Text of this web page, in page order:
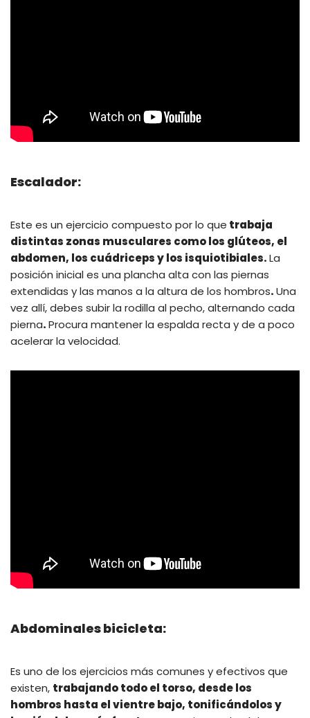
Escalador:
Este es un ejercicio compuesto por lo que trabaja
distintas zonas musculares como los glúteos, el
abdomen, los cuádriceps y los isquiotibiales.La
posición inicial es una plancha alta con las piernas
extendidas y las manos a la altura de los hombros.Una
vez allí, debes subir la rodilla al pecho, alternando cada
pierna.Procura mantener la espalda recta y de a poco
acelerar la velocidad.
Abdominales bicicleta:
Es uno de los ejercicios más comunes y efectivos que
existen, trabajando todo el torso, desde los
hombros hasta el vientre bajo, tonificándolos y